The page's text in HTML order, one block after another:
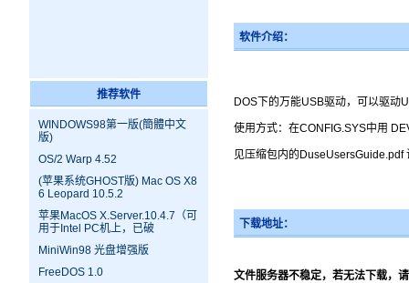
推荐软件
WINDOWS98第一版(簡體中文
版)
OS/2 Warp 4.52
(苹果系统GHOST版) Mac OS X8
6 Leopard 10.5.2
苹果MacOS X.Server.10.4.7（可
用于Intel PC机上，已破
MiniWin98 光盘增强版
FreeDOS 1.0
软件介绍：
DOS下的万能USB驱动，可以驱动
使用方式：在CONFIG.SYS中用
见压缩包内的
下载地址：
文件服务器不稳定，若无法下载，